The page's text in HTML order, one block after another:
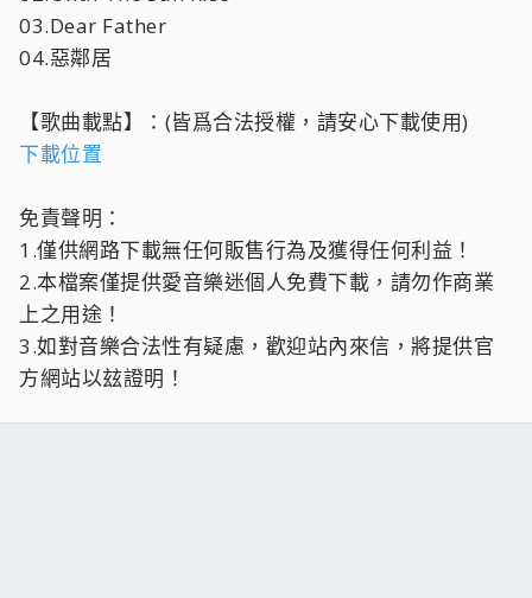
03.Dear Father
04.惡鄰居
【歌曲載點】：(皆爲合法授權，請安心下載使用)
下載位置
免責聲明：
1.僅供網路下載無任何販售行為及獲得任何利益！
2.本檔案僅提供愛音樂迷個人免費下載，請勿作商業
上之用途！
3.如對音樂合法性有疑慮，歡迎站內來信，將提供官
方網站以玆證明！